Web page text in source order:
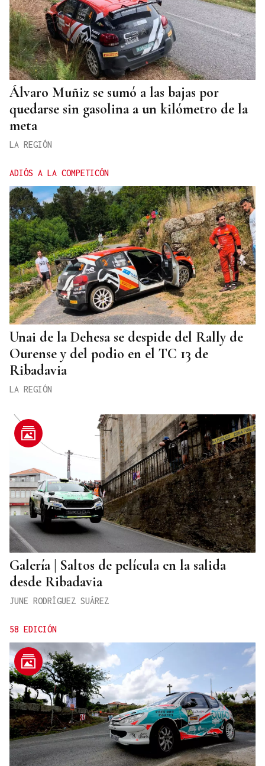
Álvaro Muñiz se sumó a las bajas por
quedarse sin gasolina a un kilómetro de la
meta
LA REGIÓN
ADIÓS A LA COMPETICÓN
Unai de la Dehesa se despide del Rally de
Ourense y del podio en el TC 13 de
Ribadavia
LA REGIÓN
Galería | Saltos de película en la salida
desde Ribadavia
JUNE RODRÍGUEZ SUÁREZ
58 EDICIÓN